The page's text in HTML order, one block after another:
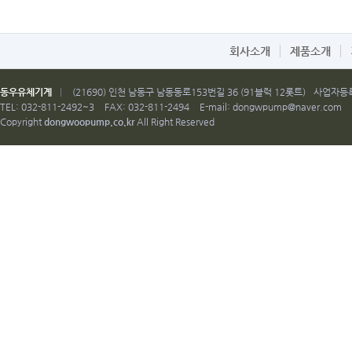
회사소개 제품소개
동우유체기계 (21690) 인천 남동구 남동동로153번길 36 (91블럭 12롯트)
사업자
TEL: 032-811-2492~3
FAX: 032-811-2494 E-mail: dongwpump@naver.com
Copyright dongwoopump.co.krAll Right Reserved